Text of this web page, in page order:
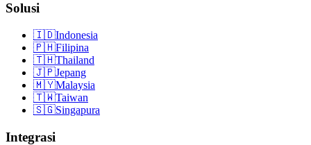
Solusi
🇮🇩Indonesia
🇵🇭Filipina
🇹🇭Thailand
🇯🇵Jepang
🇲🇾Malaysia
🇹🇼Taiwan
🇸🇬Singapura
Integrasi